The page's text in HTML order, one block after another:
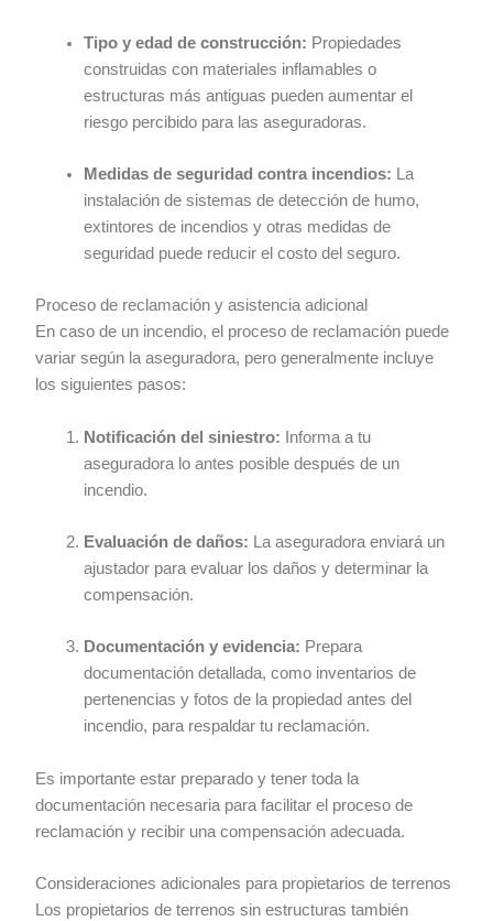
Tipo y edad de construcción: Propiedades
construidas con materiales inflamables o
estructuras más antiguas pueden aumentar el
riesgo percibido para las aseguradoras.
Medidas de seguridad contra incendios: La
instalación de sistemas de detección de humo,
extintores de incendios y otras medidas de
seguridad puede reducir el costo del seguro.
Proceso de reclamación y asistencia adicional
En caso de un incendio, el proceso de reclamación puede
variar según la aseguradora, pero generalmente incluye
los siguientes pasos:
Notificación del siniestro: Informa a tu
aseguradora lo antes posible después de un
incendio.
Evaluación de daños: La aseguradora enviará un
ajustador para evaluar los daños y determinar la
compensación.
Documentación y evidencia: Prepara
documentación detallada, como inventarios de
pertenencias y fotos de la propiedad antes del
incendio, para respaldar tu reclamación.
Es importante estar preparado y tener toda la
documentación necesaria para facilitar el proceso de
reclamación y recibir una compensación adecuada.
Consideraciones adicionales para propietarios de terrenos
Los propietarios de terrenos sin estructuras también